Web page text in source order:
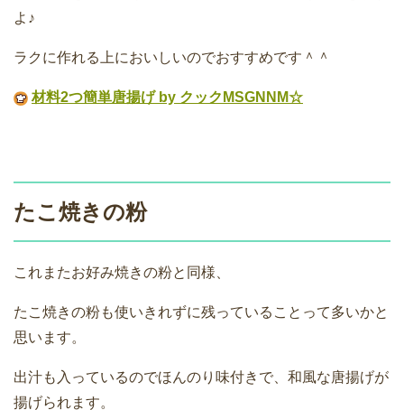
よ♪
ラクに作れる上においしいのでおすすめです＾＾
材料2つ簡単唐揚げ by クックMSGNNM☆
たこ焼きの粉
これまたお好み焼きの粉と同様、
たこ焼きの粉も使いきれずに残っていることって多いかと
思います。
出汁も入っているのでほんのり味付きで、和風な唐揚げが
揚げられます。